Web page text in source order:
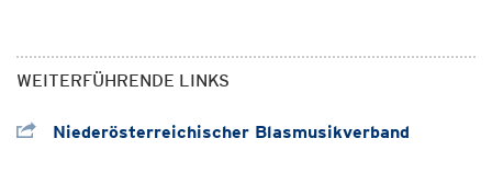
WEITERFÜHRENDE LINKS
Niederösterreichischer Blasmusikverband